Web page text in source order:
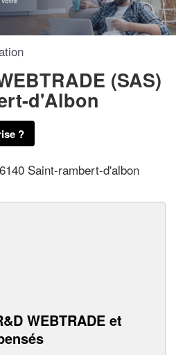
(SAS)
d'Albon
?
Saint-rambert-d'albon
WEBTRADE et